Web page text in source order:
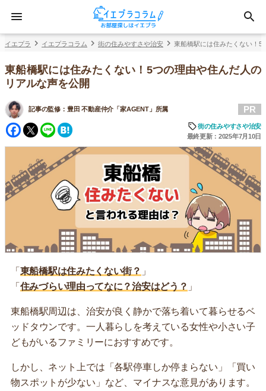
イエプラ イエプラコラム 街の住みやすさや治安 東船橋駅には住みたくない！5
東船橋駅には住みたくない！5つの理由や住んだ人の
リアルな声を公開
記事の監修： 豊田 不動産仲介「家AGENT」所属
Facebook
Twitter
Line
PR
街の住みやすさや治安
最終更新：2025年7月10日
「 東船橋駅は住みたくない街？ 」
「 住みづらい理由ってなに？治安はどう？ 」
東船橋駅周辺は、治安が良く静かで落ち着いて暮らせるベ
ッドタウンです。一人暮らしを考えている女性や小さい子
どもがいるファミリーにおすすめです。
しかし、ネット上では「各駅停車しか停まらない」「買い
物スポットが少ない」など、マイナスな意見があります。